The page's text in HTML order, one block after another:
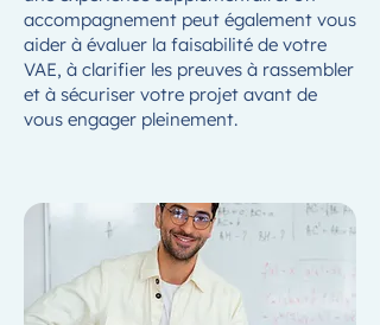
accompagnement peut également vous
aider à évaluer la faisabilité de votre
VAE, à clarifier les preuves à rassembler
et à sécuriser votre projet avant de
vous engager pleinement.